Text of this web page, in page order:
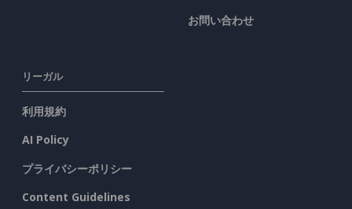
お問い合わせ
リーガル
利用規約
AI Policy
プライバシーポリシー
Content Guidelines